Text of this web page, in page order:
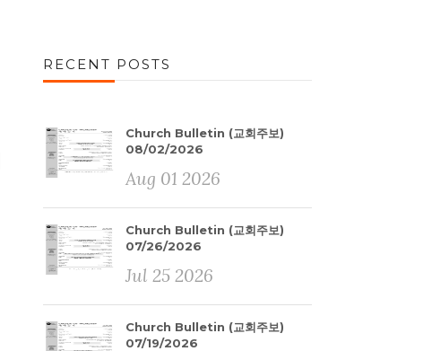
RECENT POSTS
Church Bulletin (교회주보)
08/02/2026
Aug 01 2026
Church Bulletin (교회주보)
07/26/2026
Jul 25 2026
Church Bulletin (교회주보)
07/19/2026